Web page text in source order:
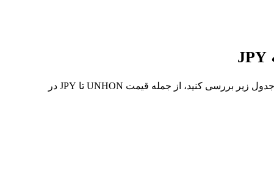
در 7 روز گذشته، بالاترین قیمت از UNHON تا JPY 円67.53K و کمترین آن 円65.03K بوده است. می‌توانید داده‌های بیشتری را در جدول زیر بررسی کنید، از جمله قیمت UNHON تا JPY در